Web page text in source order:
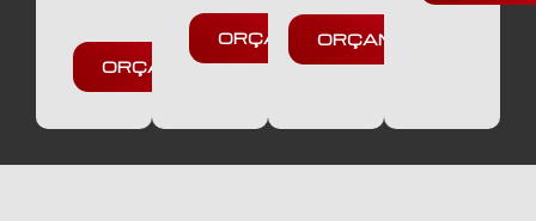
ORÇAMENTO
ORÇAMENTOORÇAMENTO